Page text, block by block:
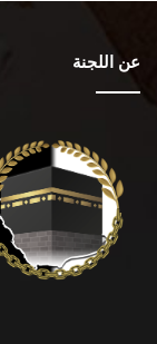
عن اللجنة